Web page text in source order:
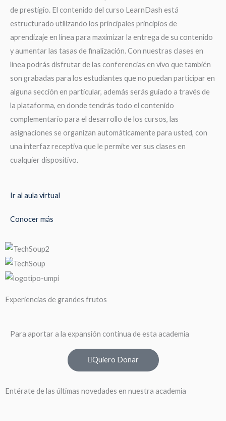
de prestigio. El contenido del curso LearnDash está
estructurado utilizando los principales principios de
aprendizaje en línea para maximizar la entrega de su contenido
y aumentar las tasas de finalización. Con nuestras clases en
línea podrás disfrutar de las conferencias en vivo que también
son grabadas para los estudiantes que no puedan participar en
alguna sección en particular, además serás guiado a través de
la plataforma, en donde tendrás todo el contenido
complementario para el desarrollo de los cursos, las
asignaciones se organizan automáticamente para usted, con
una interfaz receptiva que le permite ver sus clases en
cualquier dispositivo.
Ir al aula virtual
Conocer más
Experiencias de grandes frutos
Para aportar a la expansión continua de esta academia
Quiero Donar
Entérate de las últimas novedades en nuestra academia